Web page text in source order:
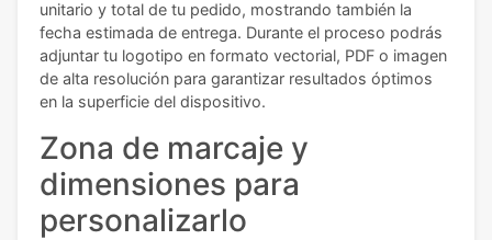
unitario y total de tu pedido, mostrando también la
fecha estimada de entrega. Durante el proceso podrás
adjuntar tu logotipo en formato vectorial, PDF o imagen
de alta resolución para garantizar resultados óptimos
en la superficie del dispositivo.
Zona de marcaje y
dimensiones para
personalizarlo